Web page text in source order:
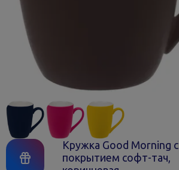
Кружка Good Morning с
покрытием софт-тач,